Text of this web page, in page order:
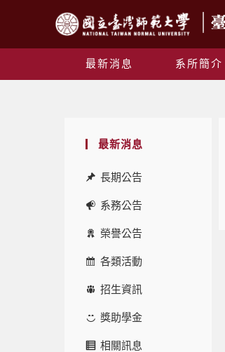
最新消息 系所簡介
最新消息
長期公告
系務公告
榮譽公告
各類活動
招生資訊
獎助學金
相關訊息